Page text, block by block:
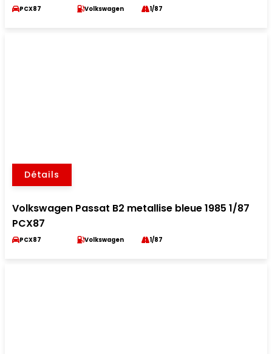
PCX87 Volkswagen 1/87
Détails
Volkswagen Passat B2 metallise bleue 1985 1/87
PCX87
PCX87 Volkswagen 1/87